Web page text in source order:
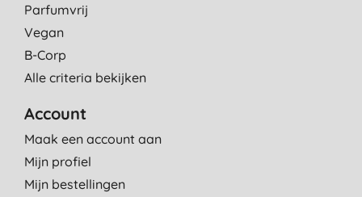
Parfumvrij
Vegan
B-Corp
Alle criteria bekijken
Account
Maak een account aan
Mijn profiel
Mijn bestellingen